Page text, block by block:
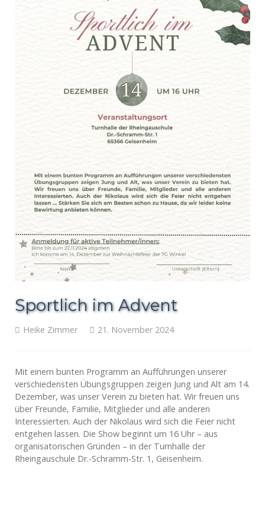
Sportlich im Advent
Heike Zimmer 21. November 2024
Mit einem bunten Programm an Aufführungen unserer
verschiedensten Übungsgruppen zeigen Jung und Alt am 14.
Dezember, was unser Verein zu bieten hat. Wir freuen uns
über Freunde, Familie, Mitglieder und alle anderen
Interessierten. Auch der Nikolaus wird sich die Feier nicht
entgehen lassen. Die Show beginnt um 16 Uhr – aus
organisatorischen Gründen – in der Turnhalle der
Rheingauschule Dr.-Schramm-Str. 1, Geisenheim.